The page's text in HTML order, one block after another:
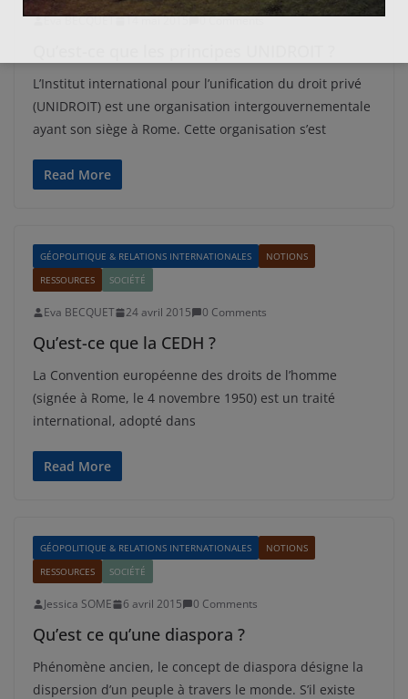
Eva BECQUET 14 mai 2015 0 Comments
L’Institut international pour l’unification du droit privé
(UNIDROIT) est une organisation intergouvernementale
ayant son siège à Rome. Cette organisation s’est
Read More
GÉOPOLITIQUE & RELATIONS INTERNATIONALES
NOTIONS
RESSOURCES
SOCIÉTÉ
Eva BECQUET 24 avril 2015 0 Comments
Qu’est-ce que la CEDH ?
La Convention européenne des droits de l’homme
(signée à Rome, le 4 novembre 1950) est un traité
international, adopté dans
Read More
GÉOPOLITIQUE & RELATIONS INTERNATIONALES
NOTIONS
RESSOURCES
SOCIÉTÉ
Jessica SOME 6 avril 2015 0 Comments
Qu’est ce qu’une diaspora ?
Phénomène ancien, le concept de diaspora désigne la
dispersion d’un peuple à travers le monde. S’il existe